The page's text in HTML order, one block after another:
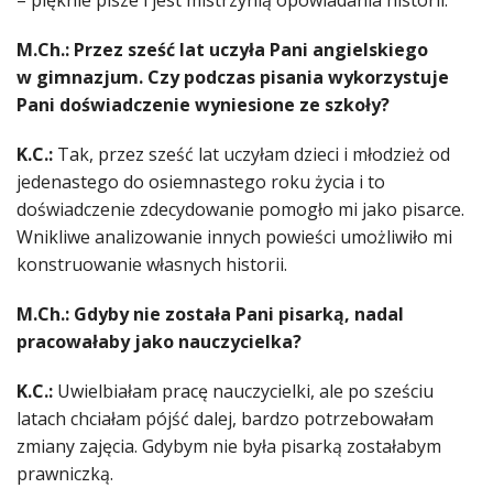
M.Ch.: Przez sześć lat uczyła Pani angielskiego
w gimnazjum. Czy podczas pisania wykorzystuje
Pani doświadczenie wyniesione ze szkoły?
K.C.: Tak, przez sześć lat uczyłam dzieci i młodzież od
jedenastego do osiemnastego roku życia i to
doświadczenie zdecydowanie pomogło mi jako pisarce.
Wnikliwe analizowanie innych powieści umożliwiło mi
konstruowanie własnych historii.
M.Ch.: Gdyby nie została Pani pisarką, nadal
pracowałaby jako nauczycielka?
K.C.: Uwielbiałam pracę nauczycielki, ale po sześciu
latach chciałam pójść dalej, bardzo potrzebowałam
zmiany zajęcia. Gdybym nie była pisarką zostałabym
prawniczką.